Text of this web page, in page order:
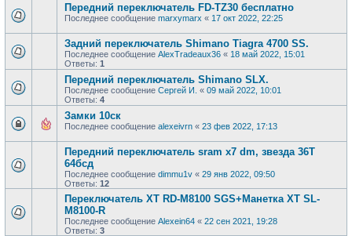
Передний переключатель FD-TZ30 бесплатно
Последнее сообщение marxymarx « 17 окт 2022, 22:25
Задний переключатель Shimano Tiagra 4700 SS.
Последнее сообщение AlexTradeaux36 « 18 май 2022, 15:01
Ответы: 1
Передний переключатель Shimano SLX.
Последнее сообщение Сергей И. « 09 май 2022, 10:01
Ответы: 4
Замки 10ск
Последнее сообщение alexeivrn « 23 фев 2022, 17:13
Передний переключатель sram x7 dm, звезда 36Т
64бсд
Последнее сообщение dimmu1v « 29 янв 2022, 09:50
Ответы: 12
Переключатель XT RD-M8100 SGS+Манетка XT SL-
M8100-R
Последнее сообщение Alexein64 « 22 сен 2021, 19:28
Ответы: 3